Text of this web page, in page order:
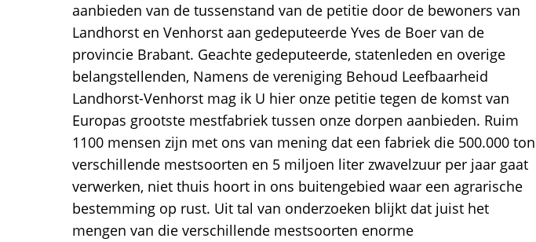
aanbieden van de tussenstand van de petitie door de bewoners van
Landhorst en Venhorst aan gedeputeerde Yves de Boer van de
provincie Brabant. Geachte gedeputeerde, statenleden en overige
belangstellenden, Namens de vereniging Behoud Leefbaarheid
Landhorst-Venhorst mag ik U hier onze petitie tegen de komst van
Europas grootste mestfabriek tussen onze dorpen aanbieden. Ruim
1100 mensen zijn met ons van mening dat een fabriek die 500.000 ton
verschillende mestsoorten en 5 miljoen liter zwavelzuur per jaar gaat
verwerken, niet thuis hoort in ons buitengebied waar een agrarische
bestemming op rust. Uit tal van onderzoeken blijkt dat juist het
mengen van die verschillende mestsoorten enorme